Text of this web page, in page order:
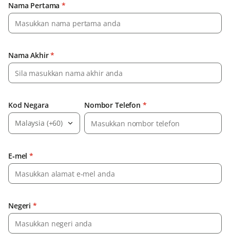
Nama Pertama *
Nama Akhir*
Kod Negara
Malaysia (+60)
Nombor Telefon *
E‑mel *
Negeri *